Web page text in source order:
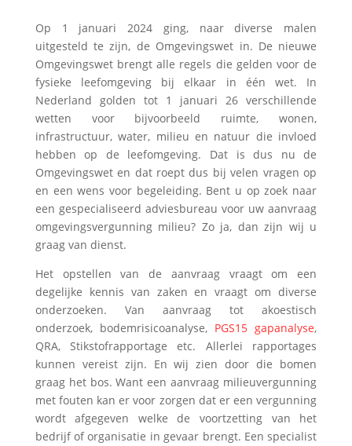
Op 1 januari 2024 ging, naar diverse malen
uitgesteld te zijn, de Omgevingswet in. De nieuwe
Omgevingswet brengt alle regels die gelden voor de
fysieke leefomgeving bij elkaar in één wet. In
Nederland golden tot 1 januari 26 verschillende
wetten voor bijvoorbeeld ruimte, wonen,
infrastructuur, water, milieu en natuur die invloed
hebben op de leefomgeving. Dat is dus nu de
Omgevingswet en dat roept dus bij velen vragen op
en een wens voor begeleiding. Bent u op zoek naar
een gespecialiseerd adviesbureau voor uw aanvraag
omgevingsvergunning milieu? Zo ja, dan zijn wij u
graag van dienst.
Het opstellen van de aanvraag vraagt om een
degelijke kennis van zaken en vraagt om diverse
onderzoeken. Van aanvraag tot akoestisch
onderzoek, bodemrisicoanalyse, PGS15 gapanalyse,
QRA, Stikstofrapportage etc. Allerlei rapportages
kunnen vereist zijn. En wij zien door die bomen
graag het bos. Want een aanvraag milieuvergunning
met fouten kan er voor zorgen dat er een vergunning
wordt afgegeven welke de voortzetting van het
bedrijf of organisatie in gevaar brengt. Een specialist